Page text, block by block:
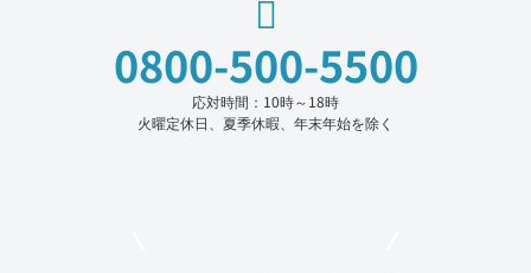
0800-500-5500
応対時間：10時～18時
火曜定休日、夏季休暇、年末年始を除く